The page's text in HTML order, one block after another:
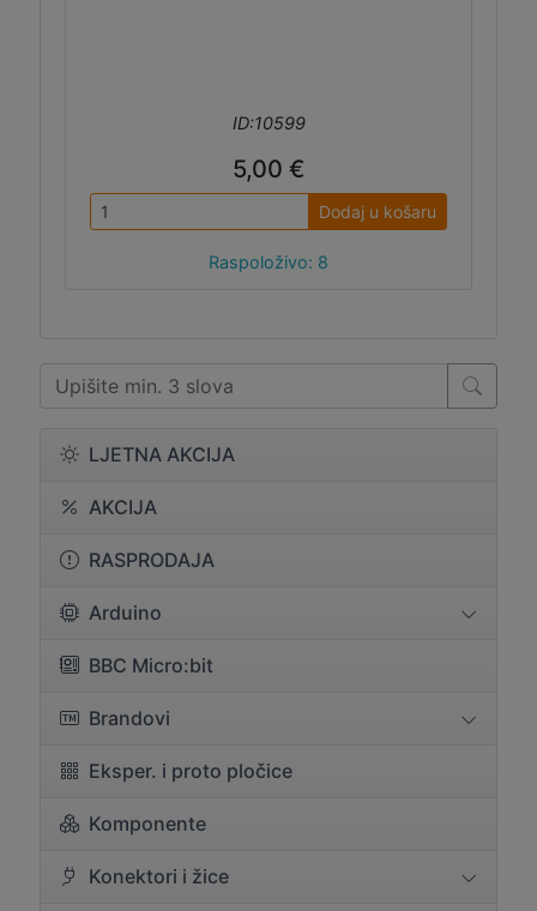
LJETNA AKCIJA
AKCIJA
RASPRODAJA
Arduino
BBC Micro:bit
Brandovi
Eksper. i proto pločice
Komponente
Konektori i žice
ID:10599
5,00 €
Dodaj u košaru
Raspoloživo: 8